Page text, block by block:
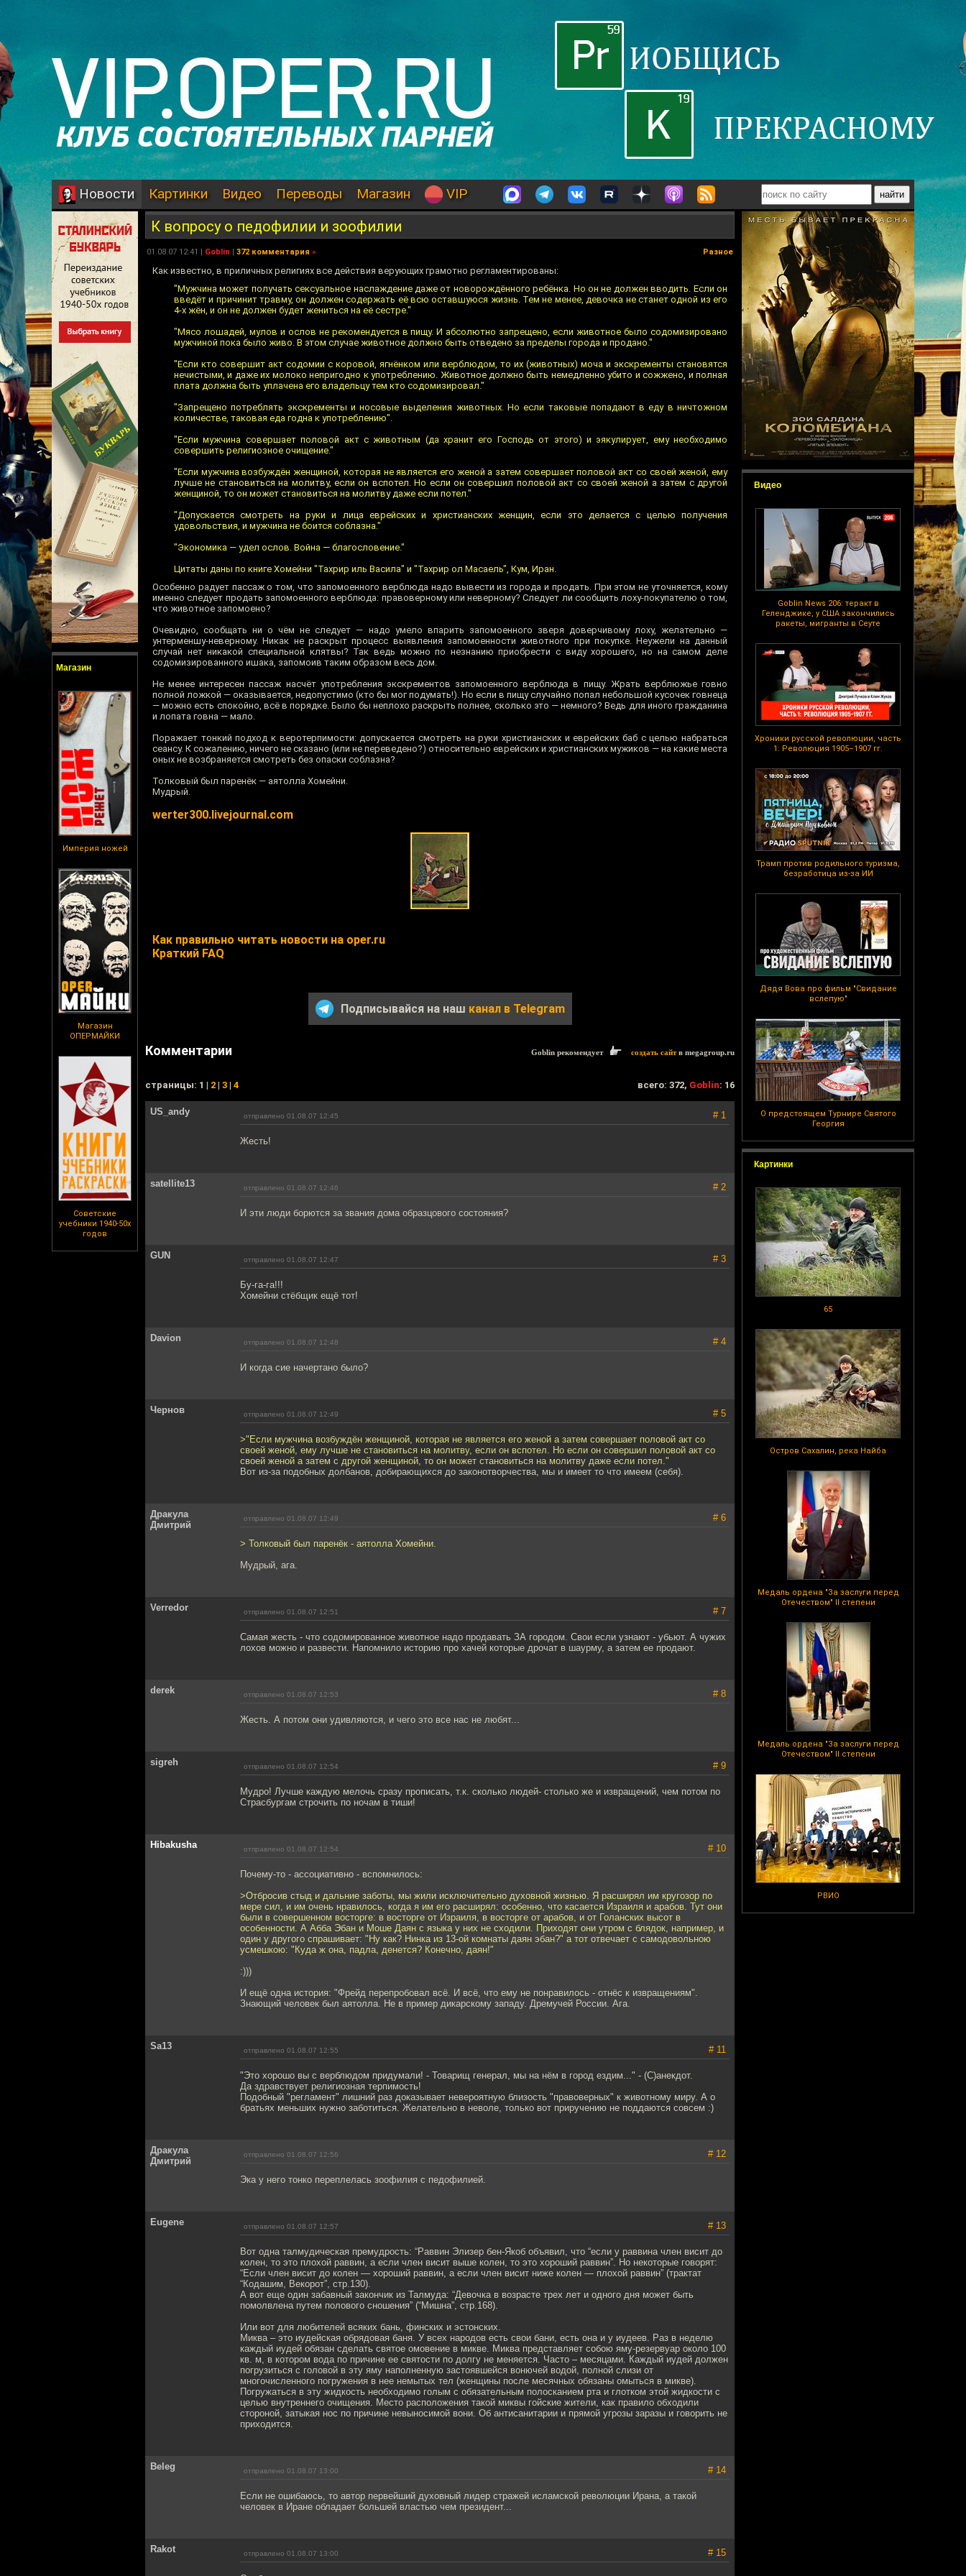
Новости Картинки Видео Переводы Магазин VIP
Магазин
Империя ножей
Магазин
ОПЕРМАЙКИ
Советские
учебники 1940-50х
годов
Видео
Goblin News 206: теракт в
Геленджике, у США закончились
ракеты, мигранты в Сеуте
Хроники русской революции, часть
1: Революция 1905–1907 гг.
Трамп против родильного туризма,
безработица из-за ИИ
Дядя Вова про фильм "Свидание
вслепую"
О предстоящем Турнире Святого
Георгия
Картинки
65
Остров Сахалин, река Найба
Медаль ордена "За заслуги перед
Отечеством" II степени
Медаль ордена "За заслуги перед
Отечеством" II степени
РВИО
К вопросу о педофилии и зоофилии
01.08.07 12:41 | Goblin | 372 комментария » Разное
Как известно, в приличных религиях все действия верующих грамотно регламентированы:
"Мужчина может получать сексуальное наслаждение даже от новорождённого ребёнка. Но он не должен вводить. Если он
введёт и причинит травму, он должен содержать её всю оставшуюся жизнь. Тем не менее, девочка не станет одной из его
4-х жён, и он не должен будет жениться на её сестре."
"Мясо лошадей, мулов и ослов не рекомендуется в пищу. И абсолютно запрещено, если животное было содомизировано
мужчиной пока было живо. В этом случае животное должно быть отведено за пределы города и продано."
"Если кто совершит акт содомии с коровой, ягнёнком или верблюдом, то их (животных) моча и экскременты становятся
нечистыми, и даже их молоко непригодно к употреблению. Животное должно быть немедленно убито и сожжено, и полная
плата должна быть уплачена его владельцу тем кто содомизировал."
"Запрещено потреблять экскременты и носовые выделения животных. Но если таковые попадают в еду в ничтожном
количестве, таковая еда годна к употреблению".
"Если мужчина совершает половой акт с животным (да хранит его Господь от этого) и эякулирует, ему необходимо
совершить религиозное очищение."
"Если мужчина возбуждён женщиной, которая не является его женой а затем совершает половой акт со своей женой, ему
лучше не становиться на молитву, если он вспотел. Но если он совершил половой акт со своей женой а затем с другой
женщиной, то он может становиться на молитву даже если потел."
"Допускается смотреть на руки и лица еврейских и христианских женщин, если это делается с целью получения
удовольствия, и мужчина не боится соблазна."
"Экономика — удел ослов. Война — благословение."
Цитаты даны по книге Хомейни "Тахрир иль Васила" и "Тахрир ол Масаель", Кум, Иран.
Особенно радует пассаж о том, что запомоенного верблюда надо вывести из города и продать. При этом не уточняется, кому
именно следует продать запомоенного верблюда: правоверному или неверному? Следует ли сообщить лоху-покупателю о том,
что животное запомоено?
Очевидно, сообщать ни о чём не следует — надо умело впарить запомоенного зверя доверчивому лоху, желательно —
унтерменшу-неверному. Никак не раскрыт процесс выявления запомоенности животного при покупке. Неужели на данный
случай нет никакой специальной клятвы? Так ведь можно по незнанию приобрести с виду хорошего, но на самом деле
содомизированного ишака, запомоив таким образом весь дом.
Не менее интересен пассаж насчёт употребления экскрементов запомоенного верблюда в пищу. Жрать верблюжье говно
полной ложкой — оказывается, недопустимо (кто бы мог подумать!). Но если в пищу случайно попал небольшой кусочек говнеца
— можно есть спокойно, всё в порядке. Было бы неплохо раскрыть полнее, сколько это — немного? Ведь для иного гражданина
и лопата говна — мало.
Поражает тонкий подход к веротерпимости: допускается смотреть на руки христианских и еврейских баб с целью набраться
сеансу. К сожалению, ничего не сказано (или не переведено?) относительно еврейских и христианских мужиков — на какие места
оных не возбраняется смотреть без опаски соблазна?
Толковый был паренёк — аятолла Хомейни.
Мудрый.
werter300.livejournal.com
Как правильно читать новости на oper.ru
Краткий FAQ
Подписывайся на наш канал в Telegram
Комментарии Goblin рекомендует создать сайтв megagroup.ru
cтраницы: 1 | 2 | 3 | 4 всего: 372, Goblin: 16
US_andy отправлено 01.08.07 12:45 # 1
Жесть!
satellite13 отправлено 01.08.07 12:46 # 2
И эти люди борются за звания дома образцового состояния?
GUN отправлено 01.08.07 12:47 # 3
Бу-га-га!!!
Хомейни стёбщик ещё тот!
Davion отправлено 01.08.07 12:48 # 4
И когда сие начертано было?
Чернов отправлено 01.08.07 12:49 # 5
>"Если мужчина возбуждён женщиной, которая не является его женой а затем совершает половой акт со
своей женой, ему лучше не становиться на молитву, если он вспотел. Но если он совершил половой акт со
своей женой а затем с другой женщиной, то он может становиться на молитву даже если потел."
Вот из-за подобных долбанов, добирающихся до законотворчества, мы и имеет то что имеем (себя).
Дракула
Дмитрий
отправлено 01.08.07 12:49 # 6
> Толковый был паренёк - аятолла Хомейни.
Мудрый, ага.
Verredor отправлено 01.08.07 12:51 # 7
Самая жесть - что содомированное животное надо продавать ЗА городом. Свои если узнают - убьют. А чужих
лохов можно и развести. Напомнило историю про хачей которые дрочат в шаурму, а затем ее продают.
derek отправлено 01.08.07 12:53 # 8
Жесть. А потом они удивляются, и чего это все нас не любят...
sigreh отправлено 01.08.07 12:54 # 9
Мудро! Лучше каждую мелочь сразу прописать, т.к. сколько людей- столько же и извращений, чем потом по
Страсбургам строчить по ночам в тиши!
Hibakusha отправлено 01.08.07 12:54 # 10
Почему-то - ассоциативно - вспомнилось:
>Отбросив стыд и дальние заботы, мы жили исключительно духовной жизнью. Я расширял им кругозор по
мере сил, и им очень нравилось, когда я им его расширял: особенно, что касается Израиля и арабов. Тут они
были в совершенном восторге: в восторге от Израиля, в восторге от арабов, и от Голанских высот в
особенности. А Абба Эбан и Моше Даян с языка у них не сходили. Приходят они утром с блядок, например, и
один у другого спрашивает: "Ну как? Нинка из 13-ой комнаты даян эбан?" а тот отвечает с самодовольною
усмешкою: "Куда ж она, падла, денется? Конечно, даян!"
:)))
И ещё одна история: "Фрейд перепробовал всё. И всё, что ему не понравилось - отнёс к извращениям".
Знающий человек был аятолла. Не в пример дикарскому западу. Дремучей России. Ага.
Sa13 отправлено 01.08.07 12:55 # 11
"Это хорошо вы с верблюдом придумали! - Товарищ генерал, мы на нём в город ездим..." - (С)анекдот.
Да здравствует религиозная терпимость!
Подобный "регламент" лишний раз доказывает невероятную близость "правоверных" к животному миру. А о
братьях меньших нужно заботиться. Желательно в неволе, только вот приручению не поддаются совсем :)
Дракула
Дмитрий
отправлено 01.08.07 12:56 # 12
Эка у него тонко переплелась зоофилия с педофилией.
Eugene отправлено 01.08.07 12:57 # 13
Вот одна талмудическая премудрость: “Раввин Элизер бен-Якоб объявил, что “если у раввина член висит до
колен, то это плохой раввин, а если член висит выше колен, то это хороший раввин”. Но некоторые говорят:
“Если член висит до колен — хороший раввин, а если член висит ниже колен — плохой раввин” (трактат
“Кодашим, Векорот”, стр.130).
А вот еще один забавный закончик из Талмуда: “Девочка в возрасте трех лет и одного дня может быть
помолвлена путем полового сношения” (“Мишна”, стр.168).
Или вот для любителей всяких бань, финских и эстонских.
Миква – это иудейская обрядовая баня. У всех народов есть свои бани, есть она и у иудеев. Раз в неделю
каждый иудей обязан сделать святое омовение в микве. Миква представляет собою яму-резервуар около 100
кв. м, в котором вода по причине ее святости по долгу не меняется. Часто – месяцами. Каждый иудей должен
погрузиться с головой в эту яму наполненную застоявшейся вонючей водой, полной слизи от
многочисленного погружения в нее немытых тел (женщины после месячных обязаны омыться в микве).
Погружаться в эту жидкость необходимо голым с обязательным полосканием рта и глотком этой жидкости с
целью внутреннего очищения. Место расположения такой миквы гойские жители, как правило обходили
стороной, затыкая нос по причине невыносимой вони. Об антисанитарии и прямой угрозы заразы и говорить не
приходится.
Beleg отправлено 01.08.07 13:00 # 14
Если не ошибаюсь, то автор первейший духовный лидер стражей исламской революции Ирана, а такой
человек в Иране обладает большей властью чем президент...
Rakot отправлено 01.08.07 13:00 # 15